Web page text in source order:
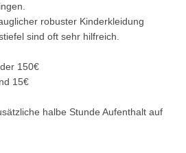
robuster Kinderkleidung
sind oft sehr hilfreich.
150€
15€
halbe Stunde Aufenthalt auf